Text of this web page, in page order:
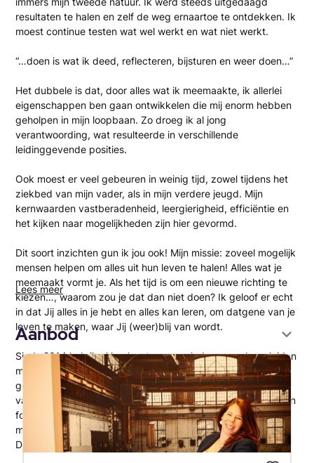
resultaten te halen en zelf de weg ernaartoe te ontdekken. Ik
moest continue testen wat wel werkt en wat niet werkt.
“…doen is wat ik deed, reflecteren, bijsturen en weer doen…”
Het dubbele is dat, door alles wat ik meemaakte, ik allerlei
eigenschappen ben gaan ontwikkelen die mij enorm hebben
geholpen in mijn loopbaan. Zo droeg ik al jong
verantwoording, wat resulteerde in verschillende
leidinggevende posities.
Ook moest er veel gebeuren in weinig tijd, zowel tijdens het
ziekbed van mijn vader, als in mijn verdere jeugd. Mijn
kernwaarden vastberadenheid, leergierigheid, efficiëntie en
het kijken naar mogelijkheden zijn hier gevormd.
Dit soort inzichten gun ik jou ook! Mijn missie: zoveel mogelijk
mensen helpen om alles uit hun leven te halen! Alles wat je
meemaakt vormt je. Als het tijd is om een nieuwe richting te
kiezen…, waarom zou je dat dan niet doen? Ik geloof er echt
in dat Jij alles in je hebt en alles kan leren, om datgene van je
leven te maken, waar Jij (weer)blij van wordt.
Sinds 2014 heb ik al heel wat mensen heb mogen begeleiden
met hun vraagstuk. Vaak is er stress, onrust en kan je niet
goed doorgronden waar het probleem ligt. Door het stellen
van de juiste vragen breng ik je bewustwording, overzicht en
focus op wat je echt wil. Je kunt je keuzes makkelijker
maken, je tijd goed besteden, en meer uit je leven halen.
Daar word ik dan ook weer blij van!
Lees meer
Aanbod